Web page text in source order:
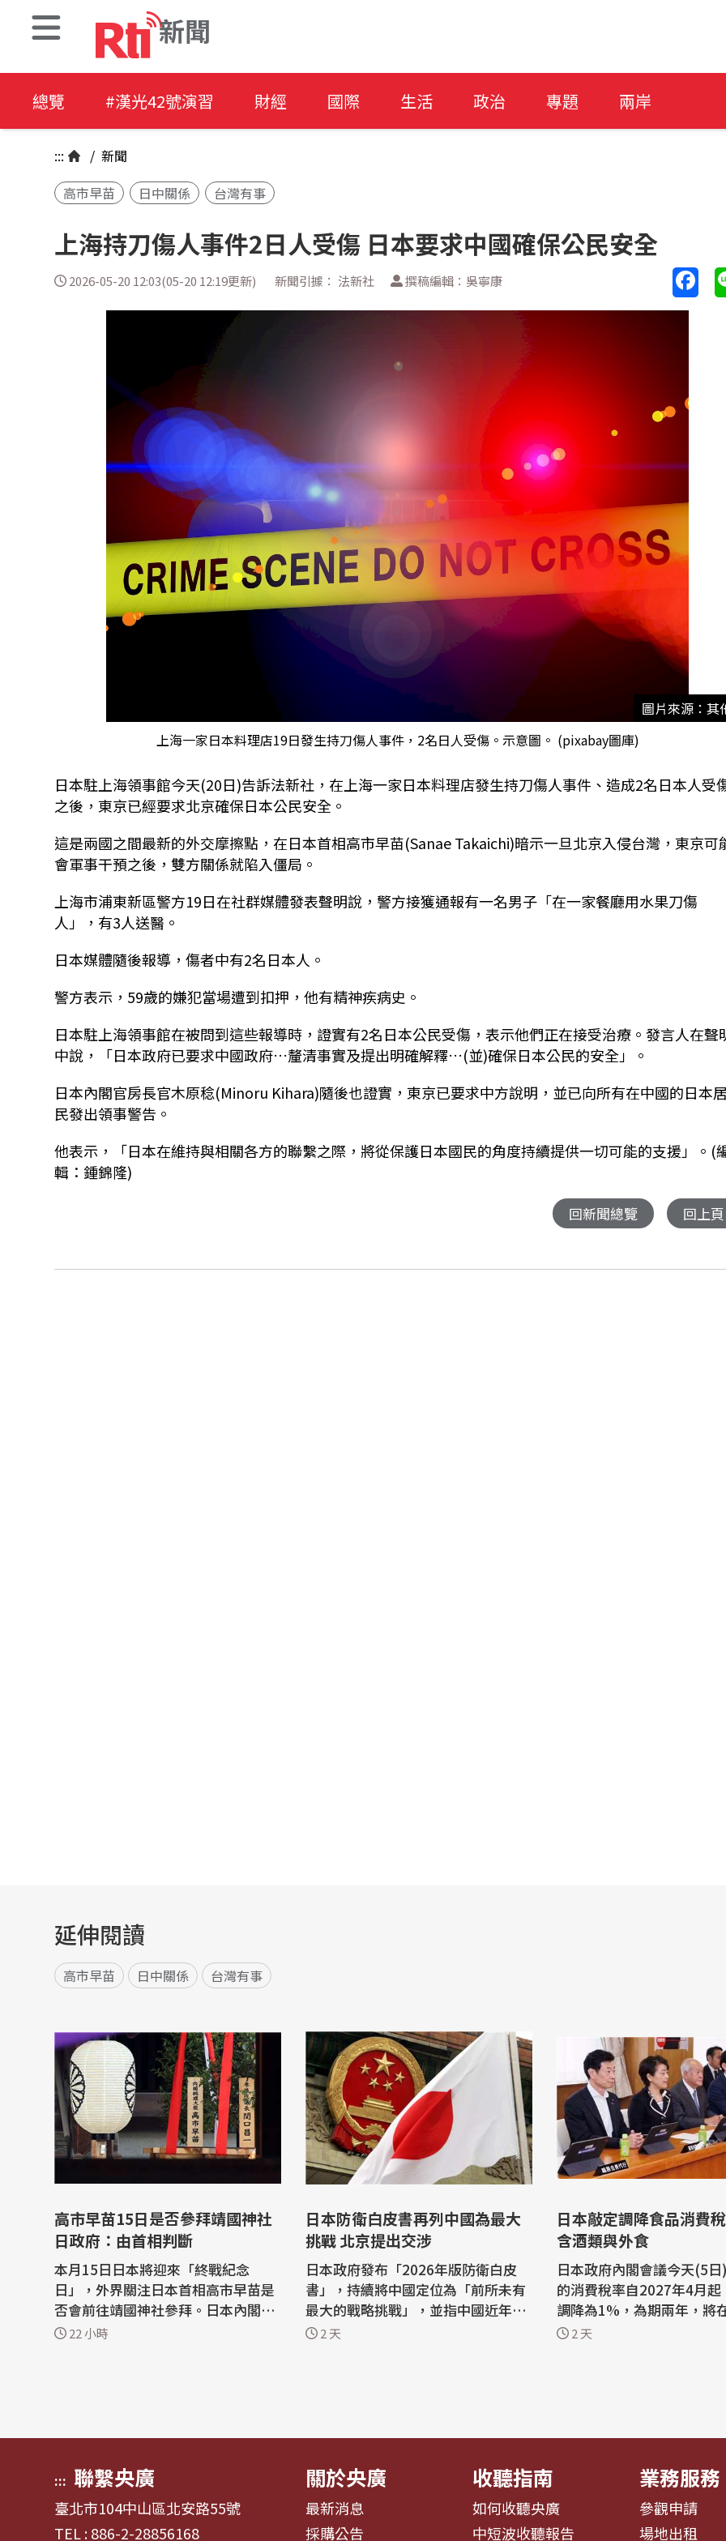
新聞
總覽 #漢光42號演習 財經 國際 生活 政治 專題 兩岸
::: / 新聞
高市早苗
日中關係 台灣有事
上海持刀傷人事件2日人受傷 日本要求中國確保公民安全
2026-05-20 12:03(05-20 12:19更新) 新聞引據： 法新社 撰稿編輯：吳寧康
圖片來源：其
上海一家日本料理店19日發生持刀傷人事件，2名日人受傷。示意圖。 (pixabay圖庫)
日本駐上海領事館今天(20日)告訴法新社，在上海一家日本料理店發生持刀傷人事件、造成2名日本人受
之後，東京已經要求北京確保日本公民安全。
這是兩國之間最新的外交摩擦點，在日本首相高市早苗(Sanae Takaichi)暗示一旦北京入侵台灣，東京可
會軍事干預之後，雙方關係就陷入僵局。
上海市浦東新區警方19日在社群媒體發表聲明說，警方接獲通報有一名男子「在一家餐廳用水果刀傷
人」，有3人送醫。
日本媒體隨後報導，傷者中有2名日本人。
警方表示，59歲的嫌犯當場遭到扣押，他有精神疾病史。
日本駐上海領事館在被問到這些報導時，證實有2名日本公民受傷，表示他們正在接受治療。發言人在聲
中說，「日本政府已要求中國政府…釐清事實及提出明確解釋…(並)確保日本公民的安全」。
日本內閣官房長官木原稔(Minoru Kihara)隨後也證實，東京已要求中方說明，並已向所有在中國的日本
民發出領事警告。
他表示，「日本在維持與相關各方的聯繫之際，將從保護日本國民的角度持續提供一切可能的支援」。(
輯：鍾錦隆)
回新聞總覽 回上頁
延伸閱讀
高市早苗 日中關係 台灣有事
高市早苗15日是否參拜靖國神社
日政府：由首相判斷
本月15日日本將迎來「終戰紀念
日」，外界關注日本首相高市早苗是
否會前往靖國神社參拜。日本內閣官
房長官木原稔今天(7日)表示「這將由
22 小時
日本防衛白皮書再列中國為最大
挑戰 北京提出交涉
日本政府發布「2026年版防衛白皮
書」，持續將中國定位為「前所未有
最大的戰略挑戰」，並指中國近年持
續強化台灣周邊軍事活動。中國外交
2 天
日本敲定調降食品消費
含酒類與外食
日本政府內閣會議今天(5
的消費稅率自2027年4月
調降為1%，為期兩年，將
國會提交法案。若法案通
2 天
::: 聯繫央廣
臺北市104中山區北安路55號
TEL : 886-2-28856168
關於央廣
最新消息
採購公告
收聽指南
如何收聽央廣
中短波收聽報告
業務服務
參觀申請
場地出租